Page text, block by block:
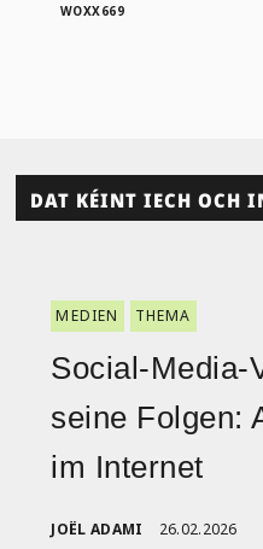
WOXX669
DAT KÉINT IECH OCH
MEDIEN THEMA
Social-Media-
seine Folgen:
im Internet
JOËL ADAMI 26.02.2026